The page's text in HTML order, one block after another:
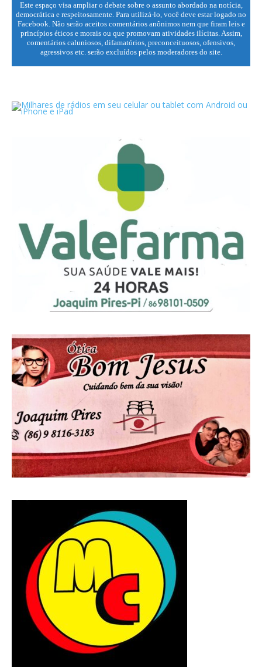
Este espaço visa ampliar o debate sobre o assunto abordado na notícia,
democrática e respeitosamente. Para utilizá-lo, você deve estar logado no
Facebook. Não serão aceitos comentários anônimos nem que firam leis e
princípios éticos e morais ou que promovam atividades ilícitas. Assim,
comentários caluniosos, difamatórios, preconceituosos, ofensivos,
agressivos etc. serão excluídos pelos moderadores do site.